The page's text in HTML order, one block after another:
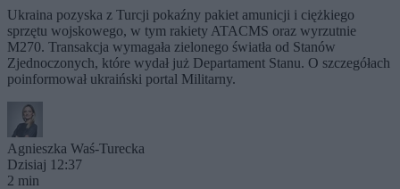
Ukraina pozyska z Turcji pokaźny pakiet amunicji i ciężkiego
sprzętu wojskowego, w tym rakiety ATACMS oraz wyrzutnie
M270. Transakcja wymagała zielonego światła od Stanów
Zjednoczonych, które wydał już Departament Stanu. O szczegółach
poinformował ukraiński portal Militarny.
Agnieszka Waś-Turecka
Dzisiaj 12:37
2 min